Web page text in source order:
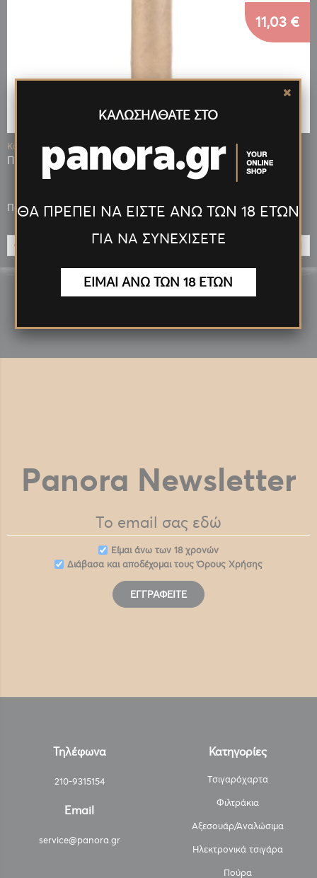
Κωδ.: 14405
ΠΟΥΡΑ MONTOSA CLARO ROBUSTO
Πόντοι που κερδίζεις: 22
11,03 €
Panora Newsletter
Eίμαι άνω των 18 χρονών
Διάβασα και αποδέχομαι τουςΌρους Χρήσης
ΕΓΓΡΑΦΕΊΤΕ
Τηλέφωνα
210-9315154
Email
service@panora.gr
Κατηγορίες
Τσιγαρόχαρτα
Φιλτράκια
Αξεσουάρ/Αναλώσιμα
Ηλεκτρονικά τσιγάρα
Πούρα
ΚΑΛΩΣΗΛΘΑΤΕ ΣΤΟ
ΘΑ ΠΡΕΠΕΙ ΝΑ ΕΙΣΤΕ ΑΝΩ ΤΩΝ 18 ΕΤΩΝ
ΓΙΑ ΝΑ ΣΥΝΕΧΙΣΕΤΕ
ΕΙΜΑΙ ΑΝΩ ΤΩΝ 18 ΕΤΩΝ